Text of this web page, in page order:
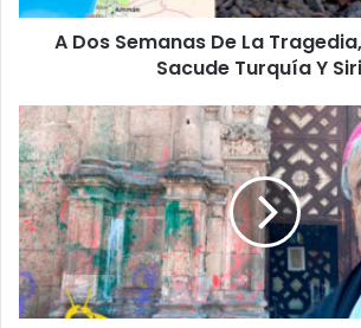
Sacude
TurquíaA Dos Semanas De La
Sacude Turquía Y
Pintas
Feministas
A
Iglesias
Y
Edificios
Son
Faltas
De